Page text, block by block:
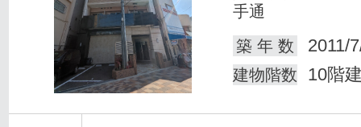
手通
築 年 数
2011/
建物階数 10階